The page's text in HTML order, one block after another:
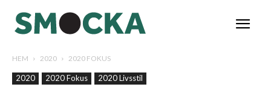
HEM 2020 2020 FOKUS
2020 2020 Fokus 2020 Livsstil